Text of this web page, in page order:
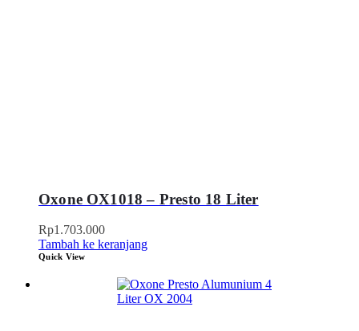
Oxone OX1018 – Presto 18 Liter
Rp1.703.000
Tambah ke keranjang
Quick View